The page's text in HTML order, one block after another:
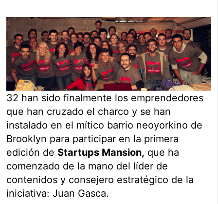
32 han sido finalmente los emprendedores
que han cruzado el charco y se han
instalado en el mítico barrio neoyorkino de
Brooklyn para participar en la primera
edición de Startups Mansion, que ha
comenzado de la mano del líder de
contenidos y consejero estratégico de la
iniciativa: Juan Gasca.